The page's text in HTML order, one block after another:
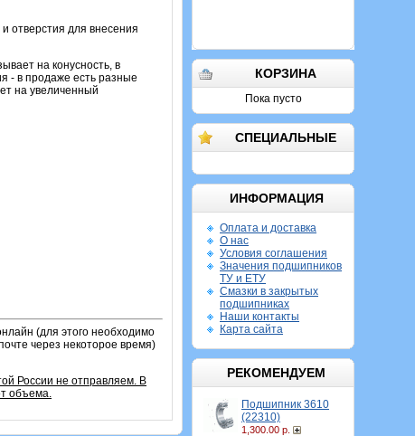
КОРЗИНА
Пока пусто
СПЕЦИАЛЬНЫЕ
ИНФОРМАЦИЯ
Оплата и доставка
О нас
Условия соглашения
Значения подшипников
ТУ и ЕТУ
Смазки в закрытых
подшипниках
Наши контакты
Карта сайта
РЕКОМЕНДУЕМ
Подшипник 3610
(22310)
1,300.00 р.
отверстия для внесения
на конусность, в
- в продаже есть разные
на увеличенный
(для этого необходимо
через некоторое время)
России не отправляем. В
объема.